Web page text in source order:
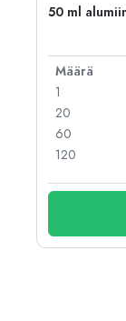
50 ml
Määrä
1
20
60
120